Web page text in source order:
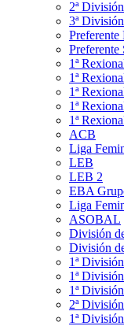
2ª
3ª
Preferente
Preferente
1ª
1ª
1ª
1ª
1ª
ACB
Liga
LEB
LEB 2
EBA
Liga
ASOBAL
División
División
1ª
1ª
1ª División
2ª División
1ª